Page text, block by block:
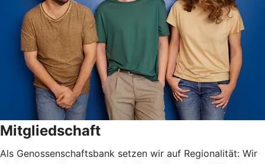
Mitgliedschaft
Als Genossenschaftsbank setzen wir auf Regionalität: Wir